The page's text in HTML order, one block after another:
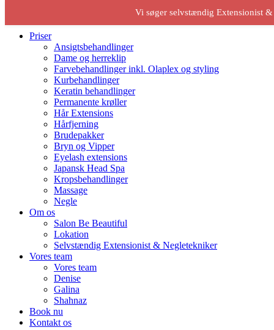
Priser
Ansigtsbehandlinger
Dame og herreklip
Farvebehandlinger inkl. Olaplex og styling
Kurbehandlinger
Keratin behandlinger
Permanente krøller
Hår Extensions
Hårfjerning
Brudepakker
Bryn og Vipper
Eyelash extensions
Japansk Head Spa
Kropsbehandlinger
Massage
Negle
Om os
Salon Be Beautiful
Lokation
Selvstændig Extensionist & Negletekniker
Vores team
Vores team
Denise
Galina
Shahnaz
Book nu
Kontakt os
Vi søger selvstændig Extensionist